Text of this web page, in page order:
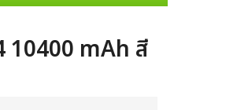
10400 mAh สี